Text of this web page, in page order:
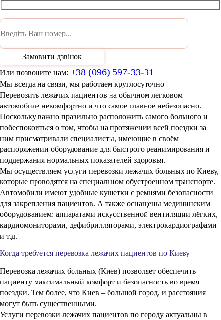
Или позвоните нам: +38 (096) 597-33-31
Мы всегда на связи, мы работаем круглосуточно
Перевозить лежачих пациентов на обычном легковом
автомобиле некомфортно и что самое главное небезопасно.
Поскольку важно правильно расположить самого больного и
побеспокоиться о том, чтобы на протяжении всей поездки за
ним присматривали специалисты, имеющие в своём
распоряжении оборудование для быстрого реанимирования и
поддержания нормальных показателей здоровья.
Мы осуществляем услуги перевозки лежачих больных по Киеву,
которые проводятся на специальном обустроенном транспорте.
Автомобили имеют удобные кушетки с ремнями безопасности
для закрепления пациентов. А также оснащены медицинским
оборудованием: аппаратами искусственной вентиляции лёгких,
кардиомониторами, дефибрилляторами, электрокардиографами
и т.д.
Когда требуется перевозка лежачих пациентов по Киеву
Перевозка лежачих больных (Киев) позволяет обеспечить
пациенту максимальный комфорт и безопасность во время
поездки. Тем более, что Киев – большой город, и расстояния
могут быть существенными.
Услуги перевозки лежачих пациентов по городу актуальны в